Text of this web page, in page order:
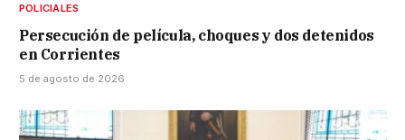
POLICIALES
Persecución de película, choques y dos detenidos
en Corrientes
5 de agosto de 2026